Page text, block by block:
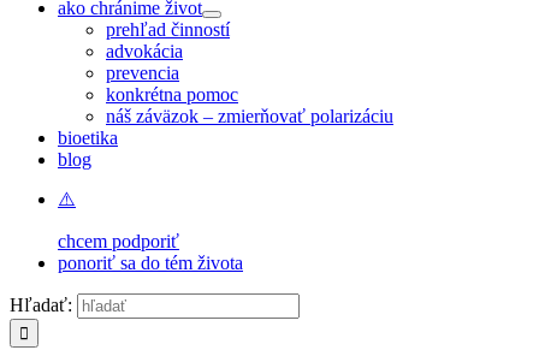
ako chránime život
prehľad činností
advokácia
prevencia
konkrétna pomoc
náš záväzok – zmierňovať polarizáciu
bioetika
blog
chcem podporiť
ponoriť sa do tém života
Hľadať: